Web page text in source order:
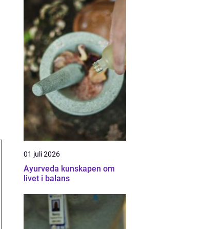
01 juli 2026
Ayurveda kunskapen om
livet i balans